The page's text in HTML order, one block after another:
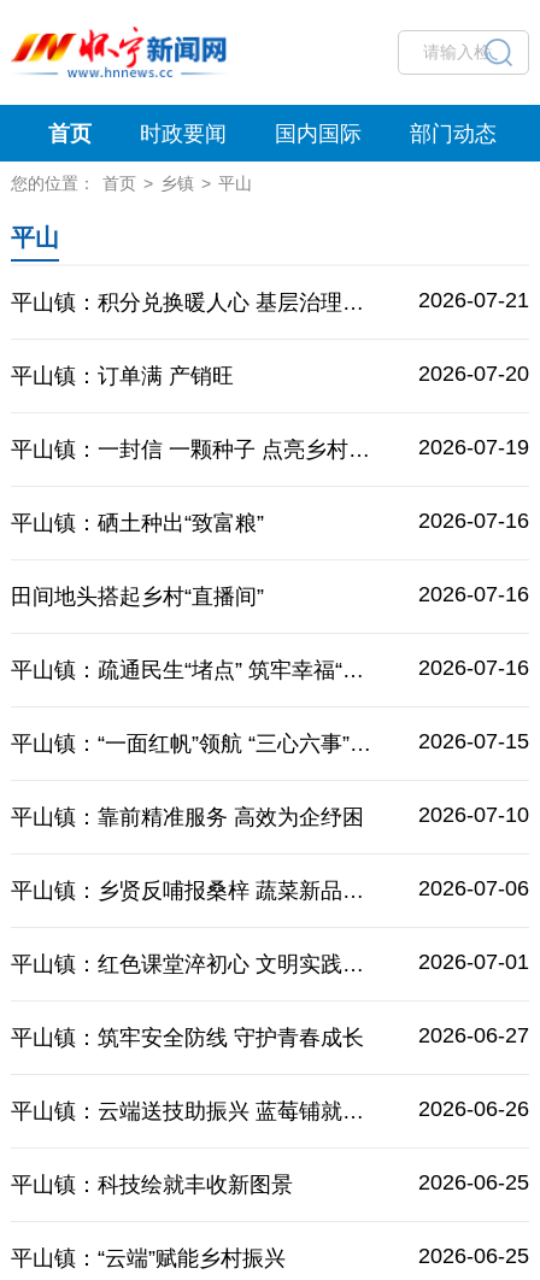
首页 时政要闻 国内国际 部门动态
您的位置： 首页 > 乡镇 > 平山
平山
平山镇：积分兑换暖人心 基层治理添活力 2026-07-21
平山镇：订单满 产销旺 2026-07-20
平山镇：一封信 一颗种子 点亮乡村振兴新希望 2026-07-19
平山镇：硒土种出“致富粮” 2026-07-16
田间地头搭起乡村“直播间” 2026-07-16
平山镇：疏通民生“堵点” 筑牢幸福“底色” 2026-07-16
平山镇：“一面红帆”领航 “三心六事”聚力 2026-07-15
平山镇：靠前精准服务 高效为企纾困 2026-07-10
平山镇：乡贤反哺报桑梓 蔬菜新品种试种喜获成功 2026-07-06
平山镇：红色课堂淬初心 文明实践砺党性 2026-07-01
平山镇：筑牢安全防线 守护青春成长 2026-06-27
平山镇：云端送技助振兴 蓝莓铺就共富路 2026-06-26
平山镇：科技绘就丰收新图景 2026-06-25
平山镇：“云端”赋能乡村振兴 2026-06-25